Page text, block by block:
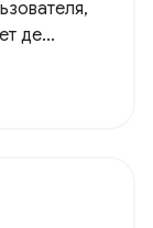
де...